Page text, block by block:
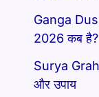
Ganga
2026 कब है?
Surya
और उपाय